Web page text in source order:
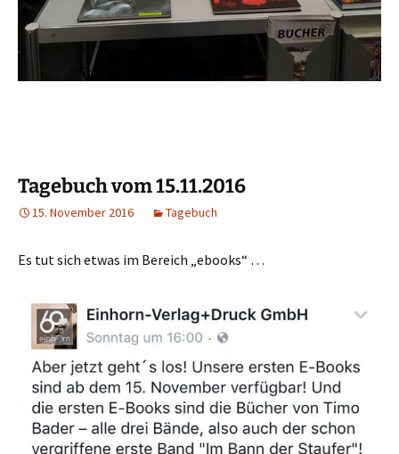
Tagebuch vom 15.11.2016
15. November 2016 Tagebuch
Es tut sich etwas im Bereich „ebooks“ …